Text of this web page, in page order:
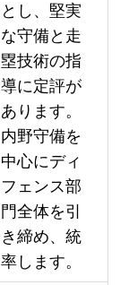
とし、堅実
な守備と走
塁技術の指
導に定評が
あります。
内野守備を
中心にディ
フェンス部
門全体を引
き締め、統
率します。